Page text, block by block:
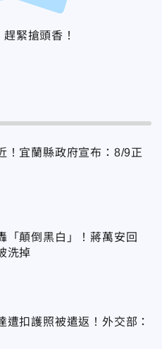
緊搶頭香！
！宜蘭縣政府宣布：8/9正
「顛倒黑白」！蔣萬安回
洗掉
遭扣護照被遣返！外交部：